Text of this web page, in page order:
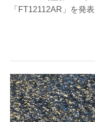
DC/DCトランス
「FT12112AR」を発
Power over Ethernet
電源および120Wクラ
FT12112ARの主な仕